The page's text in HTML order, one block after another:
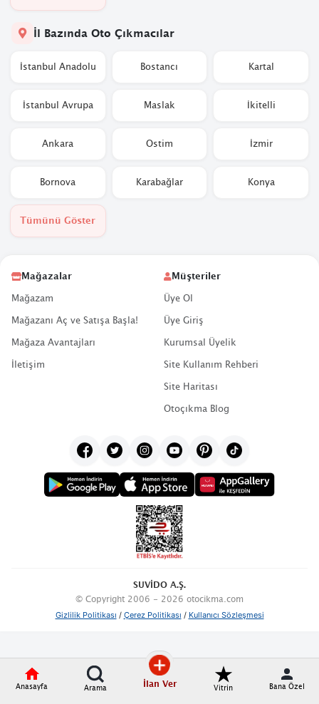
İl Bazında Oto Çıkmacılar
İstanbul Anadolu Bostancı Kartal
İstanbul Avrupa Maslak İkitelli
Ankara Ostim İzmir
Bornova Karabağlar Konya
Tümünü Göster
Mağazalar
Mağazam
Mağazanı Aç ve Satışa Başla!
Mağaza Avantajları
İletişim
Müşteriler
Üye Ol
Üye Giriş
Kurumsal Üyelik
Site Kullanım Rehberi
Site Haritası
Otoçıkma Blog
SUVİDO A.Ş.
© Copyright 2006 - 2026 otocikma.com
Gizlilik Politikası / Çerez Politikası / Kullanıcı Sözleşmesi
Anasayfa Arama İlan Ver Vitrin Bana Özel